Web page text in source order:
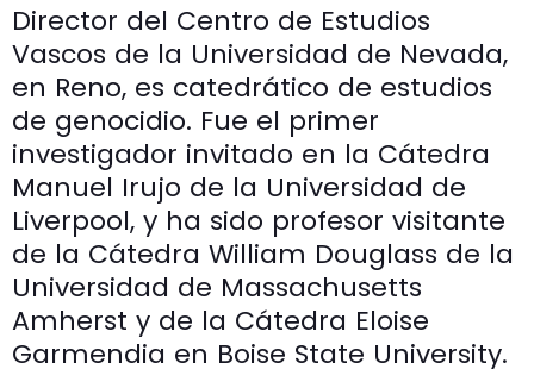
Director del Centro de Estudios
Vascos de la Universidad de Nevada,
en Reno, es catedrático de estudios
de genocidio. Fue el primer
investigador invitado en la Cátedra
Manuel Irujo de la Universidad de
Liverpool, y ha sido profesor visitante
de la Cátedra William Douglass de la
Universidad de Massachusetts
Amherst y de la Cátedra Eloise
Garmendia en Boise State University.